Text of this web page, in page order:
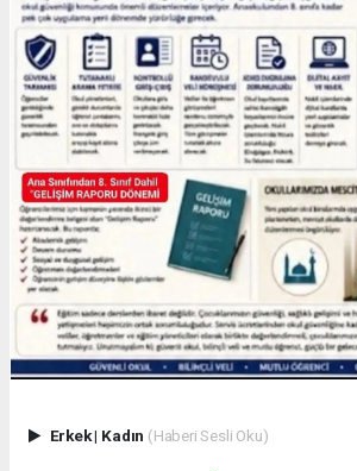
Erkek| Kadın (Haberi Sesli Oku)